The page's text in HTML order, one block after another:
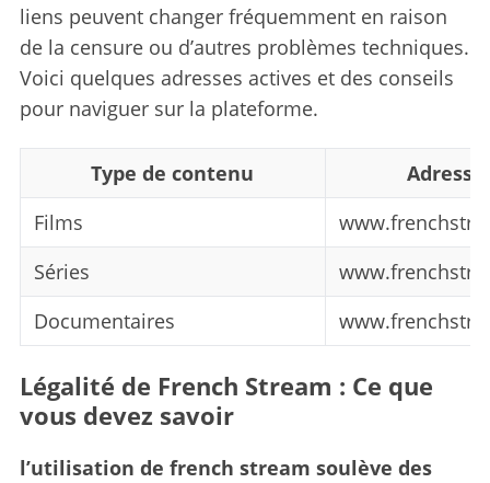
liens peuvent changer fréquemment en raison
de la censure ou d’autres problèmes techniques.
Voici quelques adresses actives et des conseils
pour naviguer sur la plateforme.
Type de contenu
Films
Séries
Documentaires
Légalité de French Stream : Ce que
vous devez savoir
l’utilisation de french stream soulève des